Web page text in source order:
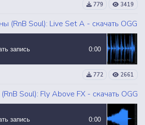
779 3419
(RnB Soul): Live Set A - скачать OGG
запись 0:00
772 2661
Soul): Fly Above FX - скачать OGG
запись 0:00